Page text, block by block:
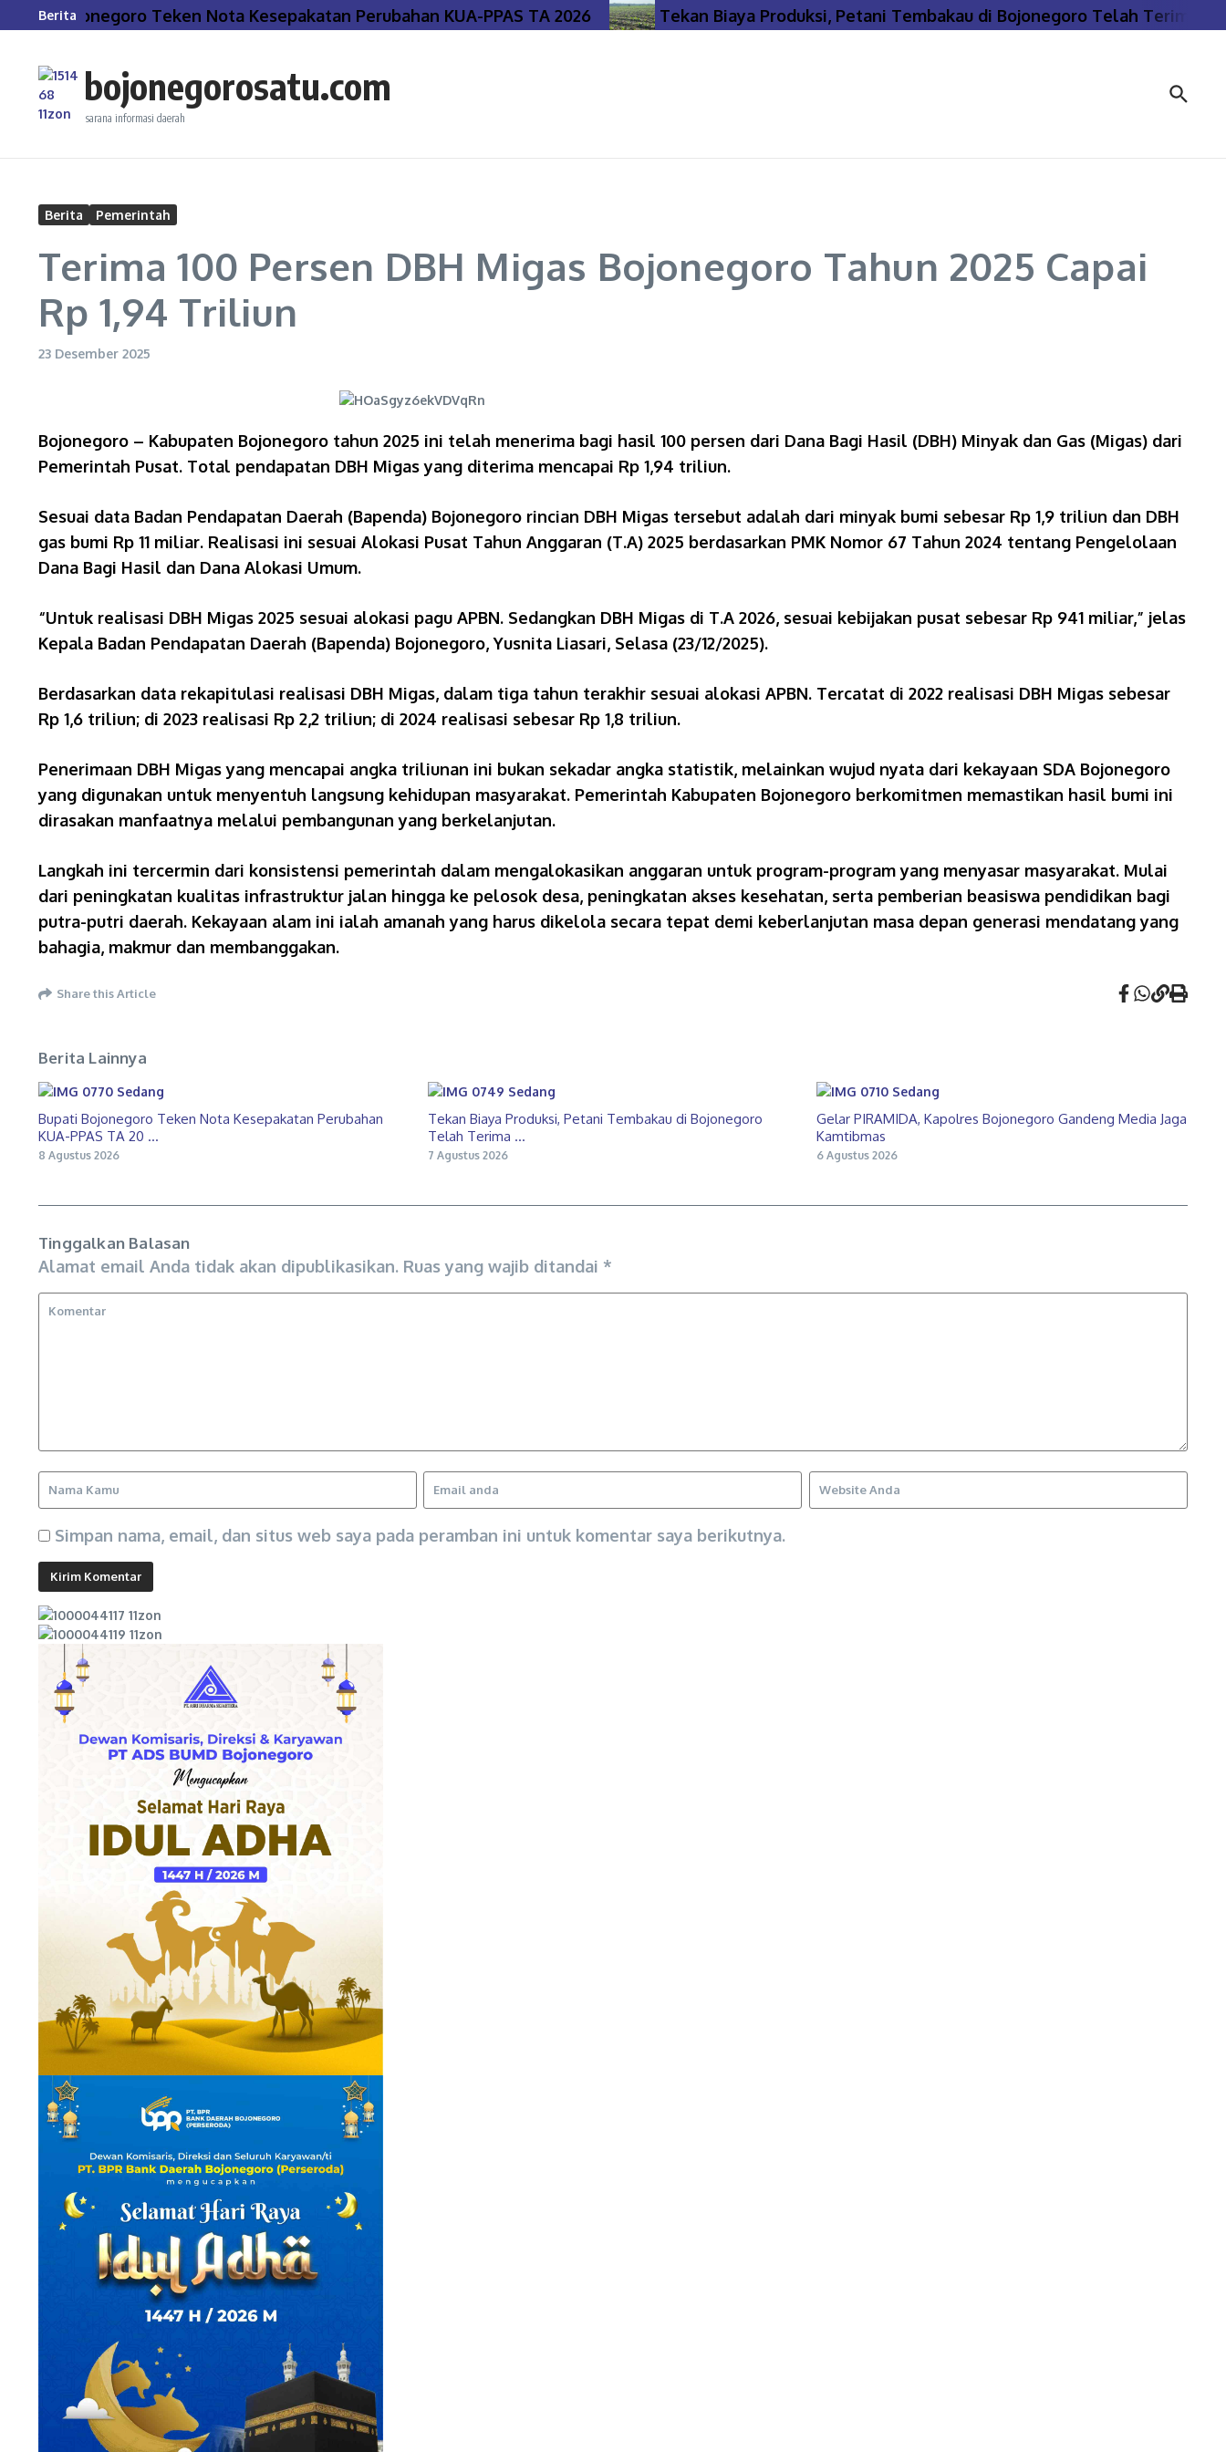
Lewati ke konten
Berita
Bojonegoro Teken Nota Kesepakatan Perubahan KUA-PPAS TA 2026 Tekan Biaya Produksi, Petani Tembakau di Bojonegoro Telah Terima
bojonegorosatu.com
sarana informasi daerah
Berita Pemerintah
Terima 100 Persen DBH Migas Bojonegoro Tahun 2025 Capai
Rp 1,94 Triliun
23 Desember 2025
Bojonegoro – Kabupaten Bojonegoro tahun 2025 ini telah menerima bagi hasil 100 persen dari Dana Bagi Hasil (DBH) Minyak dan Gas (Migas) dari
Pemerintah Pusat. Total pendapatan DBH Migas yang diterima mencapai Rp 1,94 triliun.
Sesuai data Badan Pendapatan Daerah (Bapenda) Bojonegoro rincian DBH Migas tersebut adalah dari minyak bumi sebesar Rp 1,9 triliun dan DBH
gas bumi Rp 11 miliar. Realisasi ini sesuai Alokasi Pusat Tahun Anggaran (T.A) 2025 berdasarkan PMK Nomor 67 Tahun 2024 tentang Pengelolaan
Dana Bagi Hasil dan Dana Alokasi Umum.
“Untuk realisasi DBH Migas 2025 sesuai alokasi pagu APBN. Sedangkan DBH Migas di T.A 2026, sesuai kebijakan pusat sebesar Rp 941 miliar,” jelas
Kepala Badan Pendapatan Daerah (Bapenda) Bojonegoro, Yusnita Liasari, Selasa (23/12/2025).
Berdasarkan data rekapitulasi realisasi DBH Migas, dalam tiga tahun terakhir sesuai alokasi APBN. Tercatat di 2022 realisasi DBH Migas sebesar
Rp 1,6 triliun; di 2023 realisasi Rp 2,2 triliun; di 2024 realisasi sebesar Rp 1,8 triliun.
Penerimaan DBH Migas yang mencapai angka triliunan ini bukan sekadar angka statistik, melainkan wujud nyata dari kekayaan SDA Bojonegoro
yang digunakan untuk menyentuh langsung kehidupan masyarakat. Pemerintah Kabupaten Bojonegoro berkomitmen memastikan hasil bumi ini
dirasakan manfaatnya melalui pembangunan yang berkelanjutan.
Langkah ini tercermin dari konsistensi pemerintah dalam mengalokasikan anggaran untuk program-program yang menyasar masyarakat. Mulai
dari peningkatan kualitas infrastruktur jalan hingga ke pelosok desa, peningkatan akses kesehatan, serta pemberian beasiswa pendidikan bagi
putra-putri daerah. Kekayaan alam ini ialah amanah yang harus dikelola secara tepat demi keberlanjutan masa depan generasi mendatang yang
bahagia, makmur dan membanggakan.
Share this Article
Berita Lainnya
Bupati Bojonegoro Teken Nota Kesepakatan Perubahan
KUA-PPAS TA 20 ...
8 Agustus 2026
Tekan Biaya Produksi, Petani Tembakau di Bojonegoro
Telah Terima ...
7 Agustus 2026
Gelar PIRAMIDA, Kapolres Bojonegoro Gandeng Media Jaga
Kamtibmas
6 Agustus 2026
Tinggalkan Balasan
Alamat email Anda tidak akan dipublikasikan. Ruas yang wajib ditandai *
Simpan nama, email, dan situs web saya pada peramban ini untuk komentar saya berikutnya.